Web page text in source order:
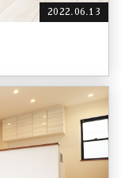
2022.06.13